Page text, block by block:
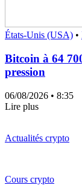
États-Unis (USA) •
Bitcoin à 64
pression
06/08/2026 • 8:35
Lire plus
Actualités crypto
Cours crypto